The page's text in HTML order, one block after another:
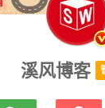
溪风博客